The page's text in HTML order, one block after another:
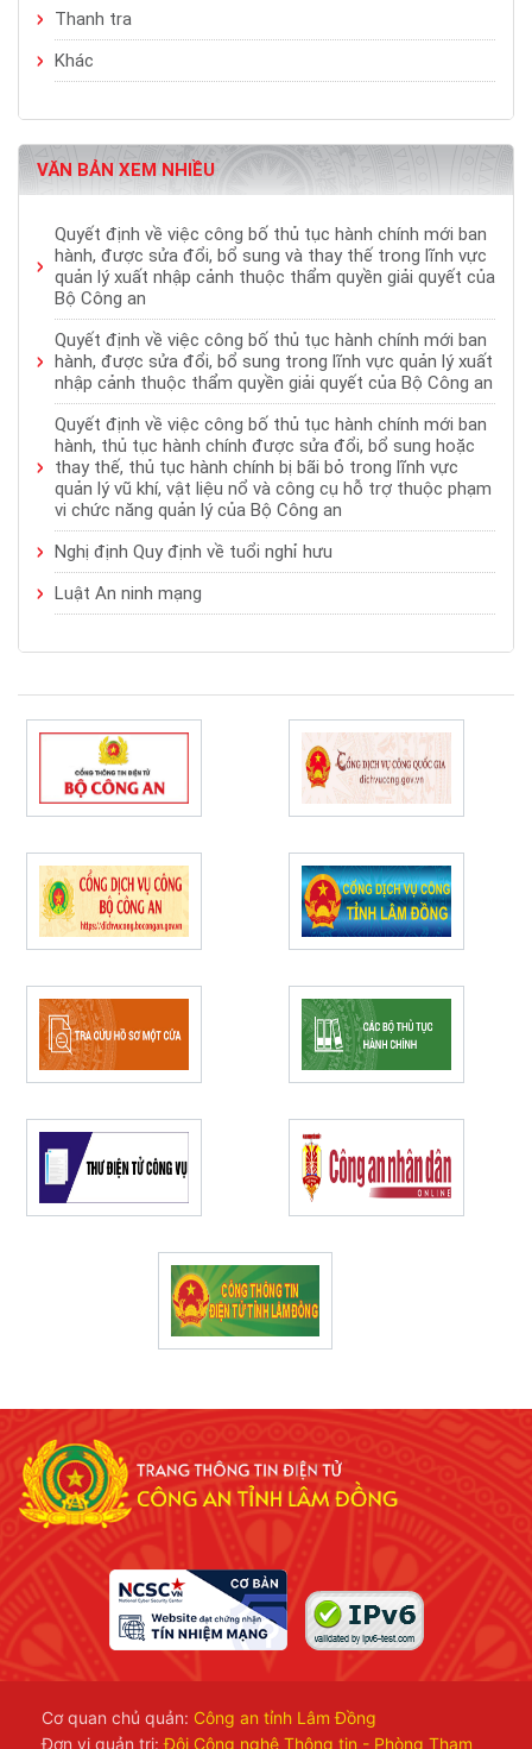
Thanh tra
Khác
VĂN BẢN XEM NHIỀU
Quyết định về việc công bố thủ tục hành chính mới ban
hành, được sửa đổi, bổ sung và thay thế trong lĩnh vực
quản lý xuất nhập cảnh thuộc thẩm quyền giải quyết của
Bộ Công an
Quyết định về việc công bố thủ tục hành chính mới ban
hành, được sửa đổi, bổ sung trong lĩnh vực quản lý xuất
nhập cảnh thuộc thẩm quyền giải quyết của Bộ Công an
Quyết định về việc công bố thủ tục hành chính mới ban
hành, thủ tục hành chính được sửa đổi, bổ sung hoặc
thay thế, thủ tục hành chính bị bãi bỏ trong lĩnh vực
quản lý vũ khí, vật liệu nổ và công cụ hỗ trợ thuộc phạm
vi chức năng quản lý của Bộ Công an
Nghị định Quy định về tuổi nghỉ hưu
Luật An ninh mạng
Cơ quan chủ quản: Công an tỉnh Lâm Đồng
Đơn vị quản trị:Đội Công nghệ Thông tin - Phòng Tham